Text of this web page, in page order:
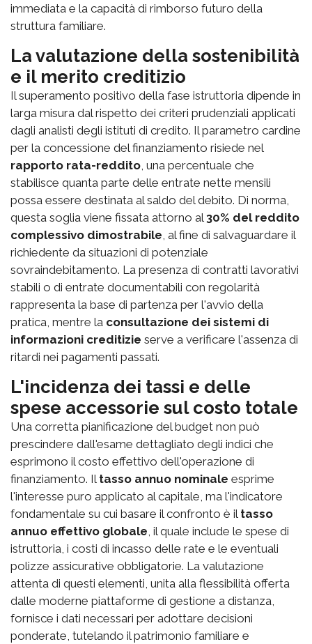
immediata e la capacità di rimborso futuro della
struttura familiare.
La valutazione della sostenibilità
e il merito creditizio
Il superamento positivo della fase istruttoria dipende in
larga misura dal rispetto dei criteri prudenziali applicati
dagli analisti degli istituti di credito. Il parametro cardine
per la concessione del finanziamento risiede nel
rapporto rata-reddito , una percentuale che
stabilisce quanta parte delle entrate nette mensili
possa essere destinata al saldo del debito. Di norma,
questa soglia viene fissata attorno al 30% del reddito
complessivo dimostrabile , al fine di salvaguardare il
richiedente da situazioni di potenziale
sovraindebitamento. La presenza di contratti lavorativi
stabili o di entrate documentabili con regolarità
rappresenta la base di partenza per l'avvio della
pratica, mentre la consultazione dei sistemi di
informazioni creditizie serve a verificare l'assenza di
ritardi nei pagamenti passati.
L'incidenza dei tassi e delle
spese accessorie sul costo totale
Una corretta pianificazione del budget non può
prescindere dall'esame dettagliato degli indici che
esprimono il costo effettivo dell'operazione di
finanziamento. Il tasso annuo nominale esprime
l'interesse puro applicato al capitale, ma l'indicatore
fondamentale su cui basare il confronto è il tasso
annuo effettivo globale , il quale include le spese di
istruttoria, i costi di incasso delle rate e le eventuali
polizze assicurative obbligatorie. La valutazione
attenta di questi elementi, unita alla flessibilità offerta
dalle moderne piattaforme di gestione a distanza,
fornisce i dati necessari per adottare decisioni
ponderate, tutelando il patrimonio familiare e